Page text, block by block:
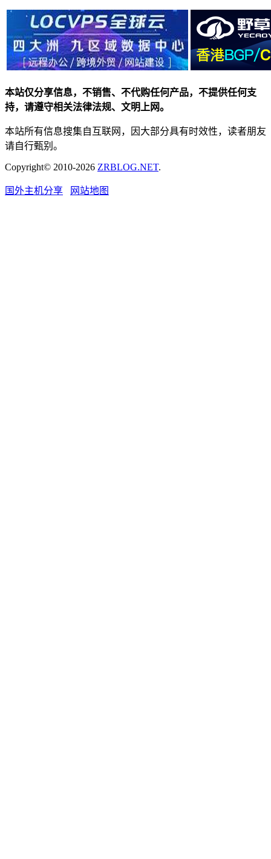
本站仅分享信息，不销售、不代购任何产品，不提供任何支
持，请遵守相关法律法规、文明上网。
本站所有信息搜集自互联网，因大部分具有时效性，读者朋友
请自行甄别。
Copyright© 2010-2026 ZRBLOG.NET.
国外主机分享 网站地图